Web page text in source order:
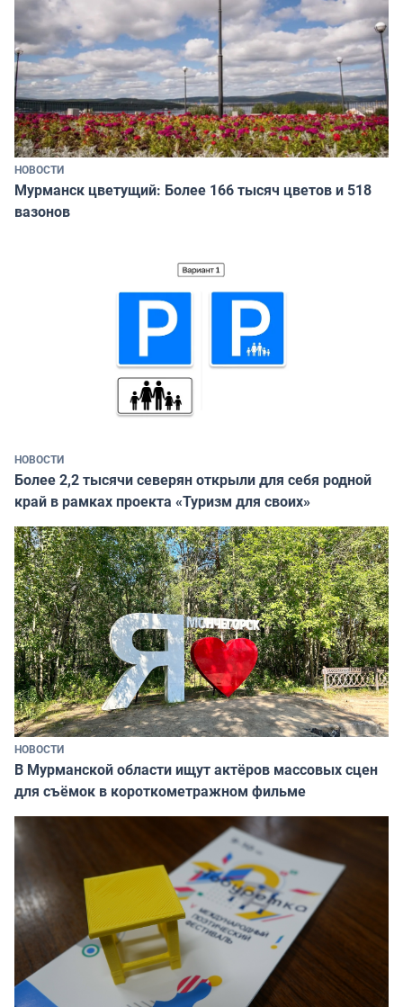
НОВОСТИ
Мурманск цветущий: Более 166 тысяч цветов и 518
вазонов
НОВОСТИ
Более 2,2 тысячи северян открыли для себя родной
край в рамках проекта «Туризм для своих»
НОВОСТИ
В Мурманской области ищут актёров массовых сцен
для съёмок в короткометражном фильме